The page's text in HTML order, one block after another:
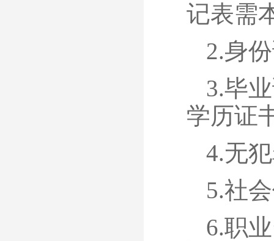
记表需
2.身
3.毕
学历证
4.无
5.社
6.职